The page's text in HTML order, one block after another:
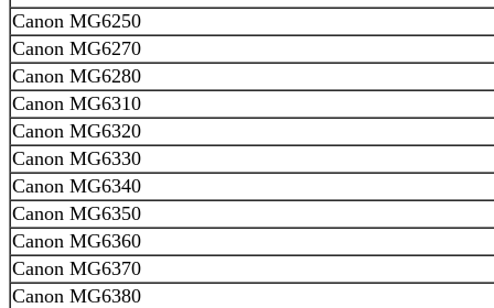
Canon MG6250
Canon MG6270
Canon MG6280
Canon MG6310
Canon MG6320
Canon MG6330
Canon MG6340
Canon MG6350
Canon MG6360
Canon MG6370
Canon MG6380